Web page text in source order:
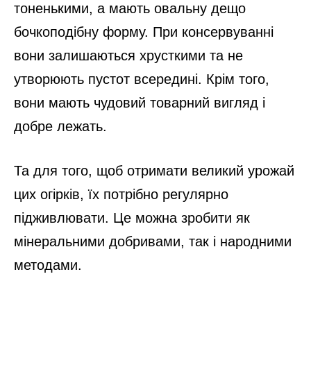
тоненькими, а мають овальну дещо
бочкоподібну форму. При консервуванні
вони залишаються хрусткими та не
утворюють пустот всередині. Крім того,
вони мають чудовий товарний вигляд і
добре лежать.
Та для того, щоб отримати великий урожай
цих огірків, їх потрібно регулярно
підживлювати. Це можна зробити як
мінеральними добривами, так і народними
методами.